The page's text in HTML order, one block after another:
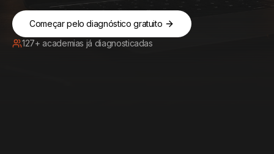
Começar pelo diagnóstico gratuito
127+ academias já diagnosticadas